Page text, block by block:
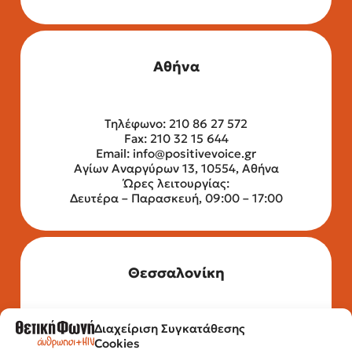
Διαχείριση Συγκατάθεσης
Cookies
Αθήνα
Τηλέφωνο: 210 86 27 572
Fax: 210 32 15 644
Email: info@positivevoice.gr
Αγίων Αναργύρων 13, 10554, Αθήνα
Ώρες λειτουργίας:
Δευτέρα – Παρασκευή, 09:00 – 17:00
Θεσσαλονίκη
Τηλέφωνο: 2315 525 020
Fax: 210 32 15 644